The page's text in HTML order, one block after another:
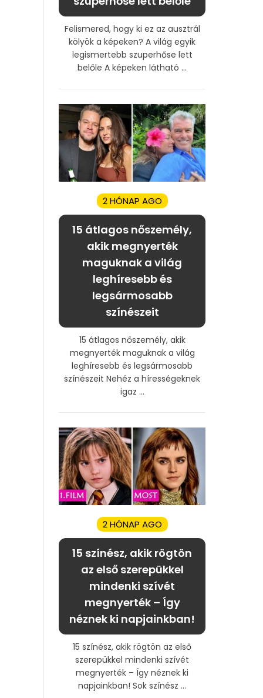
Felismered, hogy ki ez az ausztrál
kölyök a képeken? A világ egyik
legismertebb szuperhőse lett
belőle A képeken látható ...
2 HÓNAP AGO
15 átlagos nőszemély,
akik megnyerték
maguknak a világ
leghíresebb és
legsármosabb
színészeit
15 átlagos nőszemély, akik
megnyerték maguknak a világ
leghíresebb és legsármosabb
színészeit Nehéz a hírességeknek
igaz ...
2 HÓNAP AGO
15 színész, akik rögtön
az első szerepükkel
mindenki szívét
megnyerték – Így
néznek ki napjainkban!
15 színész, akik rögtön az első
szerepükkel mindenki szívét
megnyerték – Így néznek ki
napjainkban! Sok színész ...